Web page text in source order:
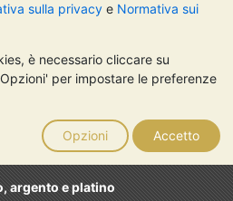
sulla privacy e Normativa sui
è necessario cliccare su
per impostare le preferenze
Opzioni Accetto
argento e platino
preziosi può diminuire o
sono predittori dell'andamento
nei siti web di BullionVault o
una consulenza sugli
rivolgersi a un professionista per
preziosi è adatto alle proprie